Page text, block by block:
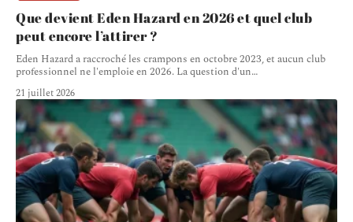
Que devient Eden Hazard en 2026 et quel club
peut encore l’attirer ?
Eden Hazard a raccroché les crampons en octobre 2023, et aucun club
professionnel ne l'emploie en 2026. La question d'un…
21 juillet 2026